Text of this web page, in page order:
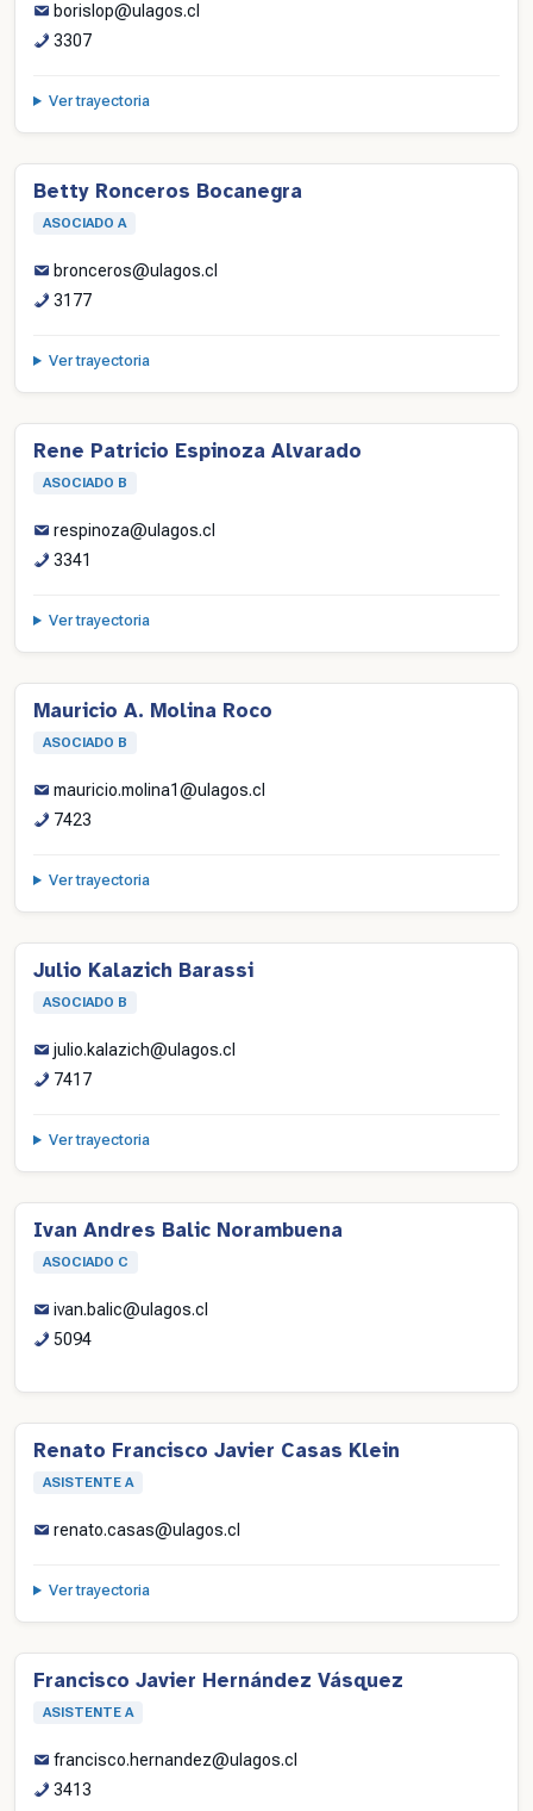
borislop@ulagos.cl
3307
Ver trayectoria
Betty Ronceros Bocanegra
ASOCIADO A
bronceros@ulagos.cl
3177
Ver trayectoria
Rene Patricio Espinoza Alvarado
ASOCIADO B
respinoza@ulagos.cl
3341
Ver trayectoria
Mauricio A. Molina Roco
ASOCIADO B
mauricio.molina1@ulagos.cl
7423
Ver trayectoria
Julio Kalazich Barassi
ASOCIADO B
julio.kalazich@ulagos.cl
7417
Ver trayectoria
Ivan Andres Balic Norambuena
ASOCIADO C
ivan.balic@ulagos.cl
5094
Renato Francisco Javier Casas Klein
ASISTENTE A
renato.casas@ulagos.cl
Ver trayectoria
Francisco Javier Hernández Vásquez
ASISTENTE A
francisco.hernandez@ulagos.cl
3413